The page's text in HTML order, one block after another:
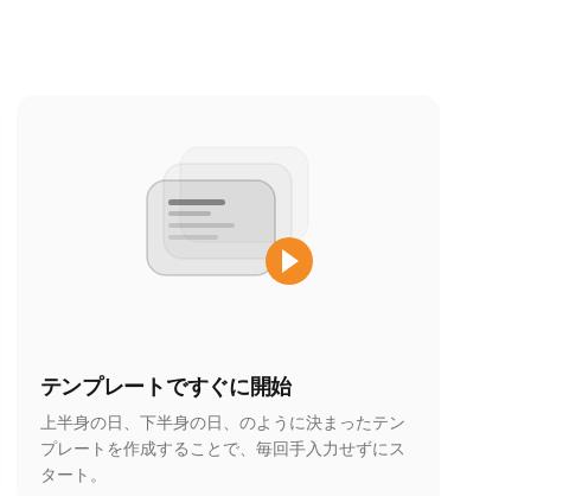
テンプレートですぐに開始
上半身の日、下半身の日、のように決まったテン
プレートを作成することで、毎回手入力せずにス
タート。